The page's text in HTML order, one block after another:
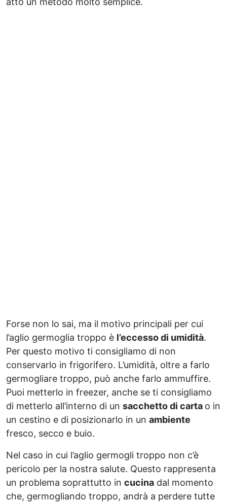
Forse non lo sai, ma il motivo principali per cui
l’aglio germoglia troppo è l’eccesso di umidità.
Per questo motivo ti consigliamo di non
conservarlo in frigorifero. L’umidità, oltre a farlo
germogliare troppo, può anche farlo ammuffire.
Puoi metterlo in freezer, anche se ti consigliamo
di metterlo all’interno di un sacchetto di carta o in
un cestino e di posizionarlo in un ambiente
fresco, secco e buio.
Nel caso in cui l’aglio germogli troppo non c’è
pericolo per la nostra salute. Questo rappresenta
un problema soprattutto in cucina dal momento
che, germogliando troppo, andrà a perdere tutte